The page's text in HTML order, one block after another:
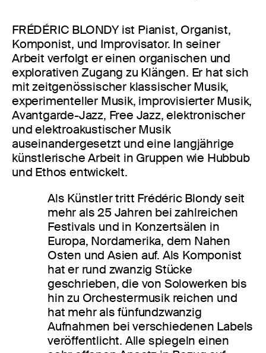
FRÉDÉRIC BLONDY ist Pianist, Organist,
Komponist, und Improvisator. In seiner
Arbeit verfolgt er einen organischen und
explorativen Zugang zu Klängen. Er hat sich
mit zeitgenössischer klassischer Musik,
experimenteller Musik, improvisierter Musik,
Avantgarde-Jazz, Free Jazz, elektronischer
und elektroakustischer Musik
auseinandergesetzt und eine langjährige
künstlerische Arbeit in Gruppen wie Hubbub
und Ethos entwickelt.
Als Künstler tritt Frédéric Blondy seit
mehr als 25 Jahren bei zahlreichen
Festivals und in Konzertsälen in
Europa, Nordamerika, dem Nahen
Osten und Asien auf. Als Komponist
hat er rund zwanzig Stücke
geschrieben, die von Solowerken bis
hin zu Orchestermusik reichen und
hat mehr als fünfundzwanzig
Aufnahmen bei verschiedenen Labels
veröffentlicht. Alle spiegeln einen